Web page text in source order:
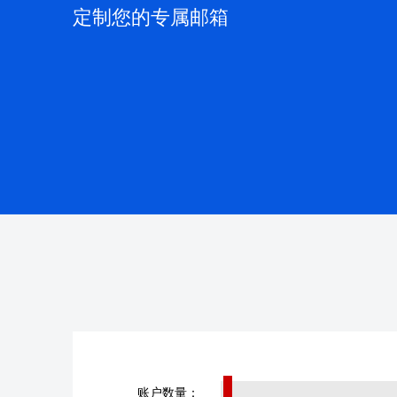
定制您的专属邮箱
账户数量：